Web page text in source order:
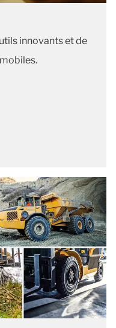
innovants et de
mobiles.